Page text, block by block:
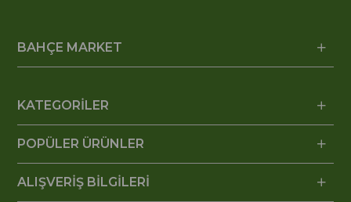
BAHÇE MARKET
KATEGORİLER
POPÜLER ÜRÜNLER
ALIŞVERİŞ BİLGİLERİ